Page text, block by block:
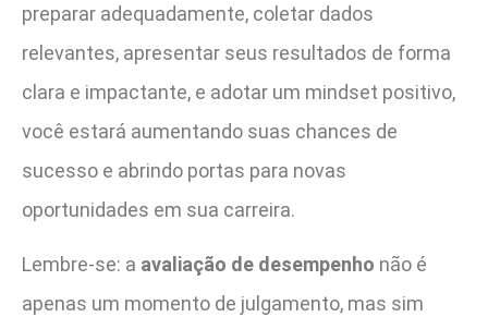
preparar adequadamente, coletar dados
relevantes, apresentar seus resultados de forma
clara e impactante, e adotar um mindset positivo,
você estará aumentando suas chances de
sucesso e abrindo portas para novas
oportunidades em sua carreira.
Lembre-se: a avaliação de desempenho não é
apenas um momento de julgamento, mas sim